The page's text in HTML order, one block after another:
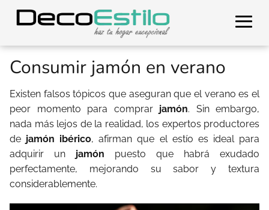
Consumir jamón en verano
Existen falsos tópicos que aseguran que el verano es el
peor momento para comprar jamón. Sin embargo,
nada más lejos de la realidad, los expertos productores
de jamón ibérico, afirman que el estío es ideal para
adquirir un jamón puesto que habrá exudado
perfectamente, mejorando su sabor y textura
considerablemente.